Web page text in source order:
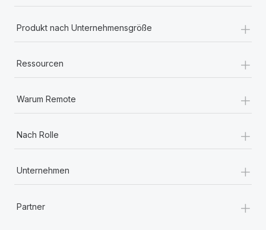
Produkt nach Unternehmensgröße +
Ressourcen +
Warum Remote +
Nach Rolle +
Unternehmen +
Partner +